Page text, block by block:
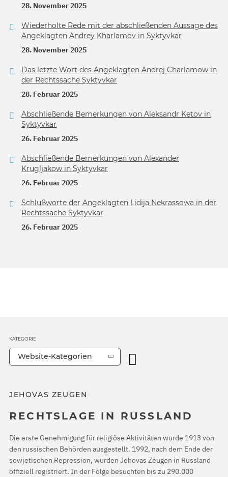
28. November 2025
Wiederholte Rede mit der abschließenden Aussage des
Angeklagten Andrey Kharlamov in Syktyvkar
28. November 2025
Das letzte Wort des Angeklagten Andrej Charlamow in
der Rechtssache Syktyvkar
28. Februar 2025
Abschließende Bemerkungen von Aleksandr Ketov in
Syktyvkar
26. Februar 2025
Abschließende Bemerkungen von Alexander
Krugljakow in Syktyvkar
26. Februar 2025
Schlußworte der Angeklagten Lidija Nekrassowa in der
Rechtssache Syktyvkar
26. Februar 2025
JEHOVAS ZEUGEN
RECHTSLAGE IN RUSSLAND
Die erste Genehmigung für religiöse Aktivitäten wurde 1913 von
den russischen Behörden ausgestellt. 1992, nach dem Ende der
sowjetischen Repression, wurden Jehovas Zeugen in Russland
offiziell registriert. In der Folge besuchten bis zu 290.000
KATEGORIE
Website-Kategorien